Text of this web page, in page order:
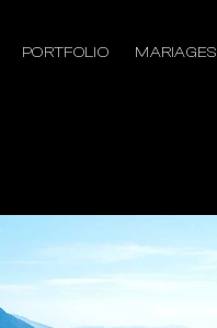
PORTFOLIO MARIAGES